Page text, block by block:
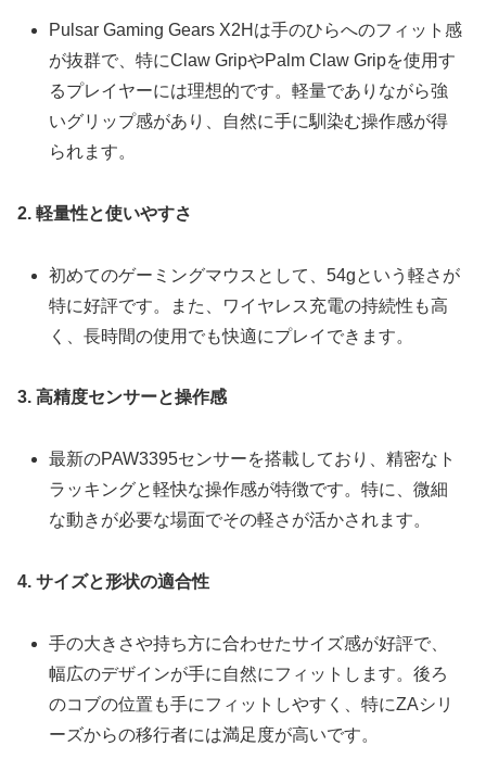
Pulsar Gaming Gears X2Hは手のひらへのフィット感
が抜群で、特にClaw GripやPalm Claw Gripを使用す
るプレイヤーには理想的です。軽量でありながら強
いグリップ感があり、自然に手に馴染む操作感が得
られます。
2. 軽量性と使いやすさ
初めてのゲーミングマウスとして、54gという軽さが
特に好評です。また、ワイヤレス充電の持続性も高
く、長時間の使用でも快適にプレイできます。
3. 高精度センサーと操作感
最新のPAW3395センサーを搭載しており、精密なト
ラッキングと軽快な操作感が特徴です。特に、微細
な動きが必要な場面でその軽さが活かされます。
4. サイズと形状の適合性
手の大きさや持ち方に合わせたサイズ感が好評で、
幅広のデザインが手に自然にフィットします。後ろ
のコブの位置も手にフィットしやすく、特にZAシリ
ーズからの移行者には満足度が高いです。